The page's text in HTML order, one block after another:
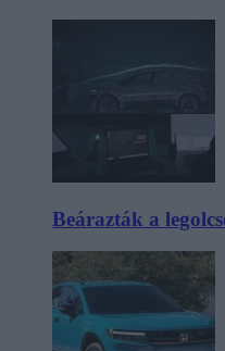
Beárazták a